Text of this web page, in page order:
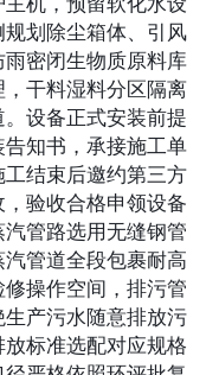
划除尘箱体、引风
密闭生物质原料库
干料湿料分区隔离
设备正式安装前提
知书，承接施工单
结束后邀约第三方
验收合格申领设备
管路选用无缝钢管
管道全段包裹耐高
操作空间，排污管
产污水随意排放污
标准选配对应规格